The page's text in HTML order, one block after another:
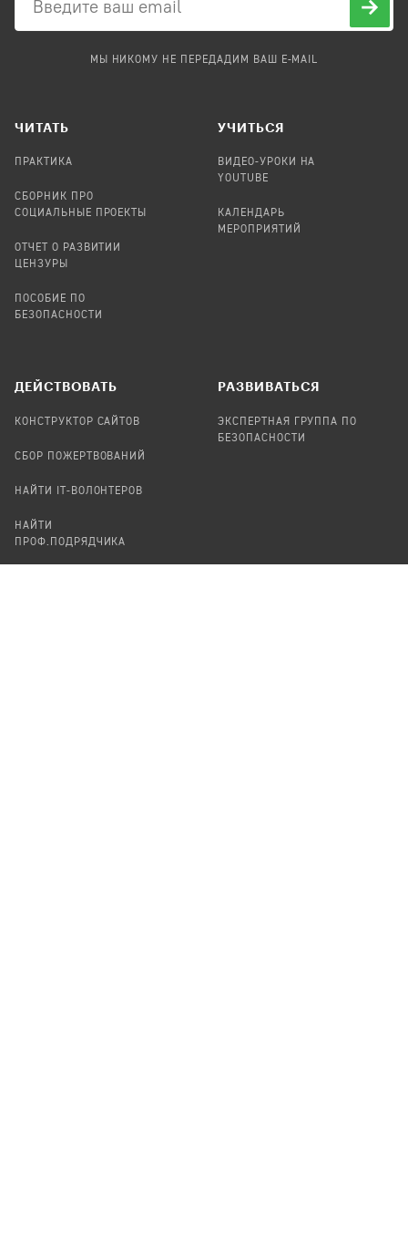
МЫ НИКОМУ НЕ ПЕРЕДАДИМ ВАШ E-MAIL
ЧИТАТЬ
ПРАКТИКА
СБОРНИК ПРО
СОЦИАЛЬНЫЕ ПРОЕКТЫ
ОТЧЕТ О РАЗВИТИИ
ЦЕНЗУРЫ
ПОСОБИЕ ПО
БЕЗОПАСНОСТИ
УЧИТЬСЯ
ВИДЕО-УРОКИ НА
YOUTUBE
КАЛЕНДАРЬ
МЕРОПРИЯТИЙ
ДЕЙСТВОВАТЬ
КОНСТРУКТОР САЙТОВ
СБОР ПОЖЕРТВОВАНИЙ
НАЙТИ IT-ВОЛОНТЕРОВ
НАЙТИ
ПРОФ.ПОДРЯДЧИКА
РАЗВИВАТЬСЯ
ЭКСПЕРТНАЯ ГРУППА ПО
БЕЗОПАСНОСТИ